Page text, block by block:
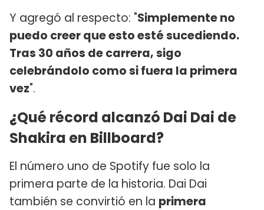
Y agregó al respecto: "Simplemente no
puedo creer que esto esté sucediendo.
Tras 30 años de carrera, sigo
celebrándolo como si fuera la primera
vez".
¿Qué récord alcanzó Dai Dai de
Shakira en Billboard?
El número uno de Spotify fue solo la
primera parte de la historia. Dai Dai
también se convirtió en la primera